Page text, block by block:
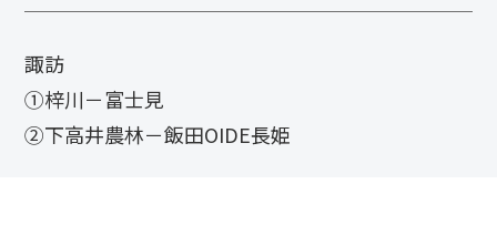
諏訪
①梓川－富士見
②下高井農林－飯田OIDE長姫